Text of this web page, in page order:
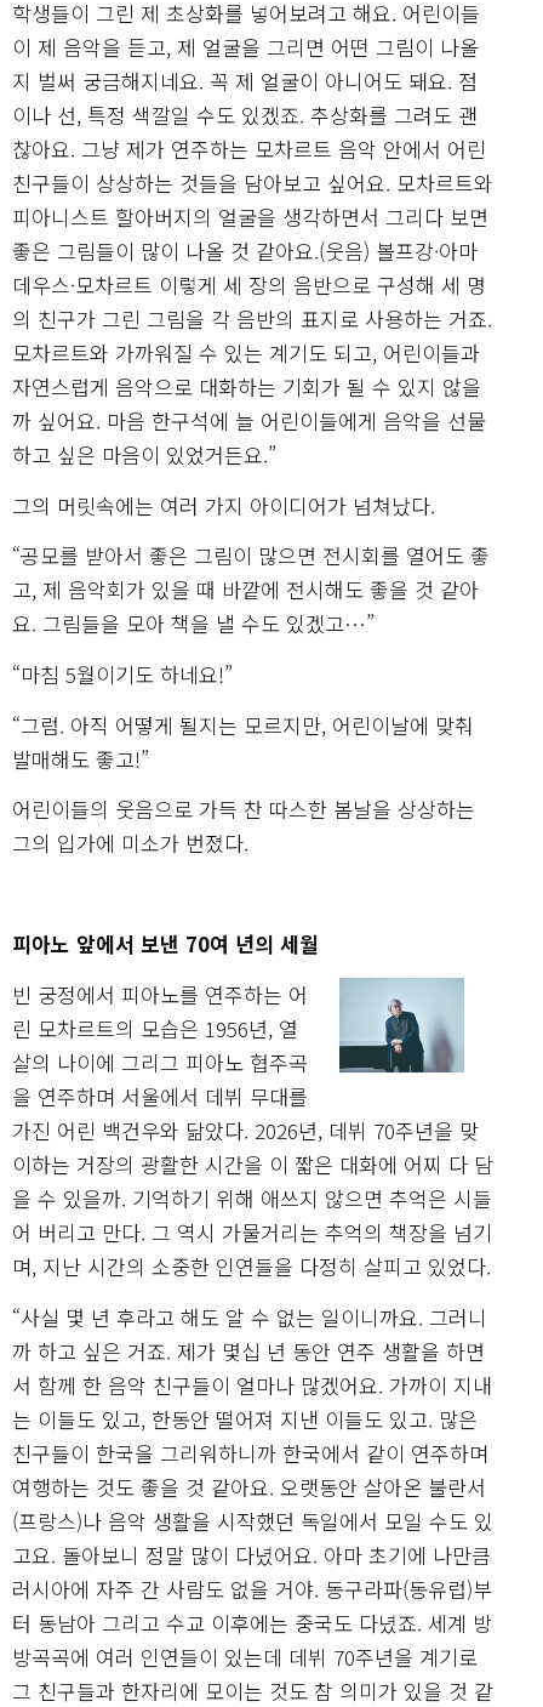
학생들이 그린 제 초상화를 넣어보려고 해요. 어린이들
이 제 음악을 듣고, 제 얼굴을 그리면 어떤 그림이 나올
지 벌써 궁금해지네요. 꼭 제 얼굴이 아니어도 돼요. 점
이나 선, 특정 색깔일 수도 있겠죠. 추상화를 그려도 괜
찮아요. 그냥 제가 연주하는 모차르트 음악 안에서 어린
친구들이 상상하는 것들을 담아보고 싶어요. 모차르트와
피아니스트 할아버지의 얼굴을 생각하면서 그리다 보면
좋은 그림들이 많이 나올 것 같아요.(웃음) 볼프강·아마
데우스·모차르트 이렇게 세 장의 음반으로 구성해 세 명
의 친구가 그린 그림을 각 음반의 표지로 사용하는 거죠.
모차르트와 가까워질 수 있는 계기도 되고, 어린이들과
자연스럽게 음악으로 대화하는 기회가 될 수 있지 않을
까 싶어요. 마음 한구석에 늘 어린이들에게 음악을 선물
하고 싶은 마음이 있었거든요.”
그의 머릿속에는 여러 가지 아이디어가 넘쳐났다.
“공모를 받아서 좋은 그림이 많으면 전시회를 열어도 좋
고, 제 음악회가 있을 때 바깥에 전시해도 좋을 것 같아
요. 그림들을 모아 책을 낼 수도 있겠고…”
“마침 5월이기도 하네요!”
“그럼. 아직 어떻게 될지는 모르지만, 어린이날에 맞춰
발매해도 좋고!”
어린이들의 웃음으로 가득 찬 따스한 봄날을 상상하는
그의 입가에 미소가 번졌다.
피아노 앞에서 보낸 70여 년의 세월
빈 궁정에서 피아노를 연주하는 어
린 모차르트의 모습은 1956년, 열
살의 나이에 그리그 피아노 협주곡
을 연주하며 서울에서 데뷔 무대를
가진 어린 백건우와 닮았다. 2026년, 데뷔 70주년을 맞
이하는 거장의 광활한 시간을 이 짧은 대화에 어찌 다 담
을 수 있을까. 기억하기 위해 애쓰지 않으면 추억은 시들
어 버리고 만다. 그 역시 가물거리는 추억의 책장을 넘기
며, 지난 시간의 소중한 인연들을 다정히 살피고 있었다.
“사실 몇 년 후라고 해도 알 수 없는 일이니까요. 그러니
까 하고 싶은 거죠. 제가 몇십 년 동안 연주 생활을 하면
서 함께 한 음악 친구들이 얼마나 많겠어요. 가까이 지내
는 이들도 있고, 한동안 떨어져 지낸 이들도 있고. 많은
친구들이 한국을 그리워하니까 한국에서 같이 연주하며
여행하는 것도 좋을 것 같아요. 오랫동안 살아온 불란서
(프랑스)나 음악 생활을 시작했던 독일에서 모일 수도 있
고요. 돌아보니 정말 많이 다녔어요. 아마 초기에 나만큼
러시아에 자주 간 사람도 없을 거야. 동구라파(동유럽)부
터 동남아 그리고 수교 이후에는 중국도 다녔죠. 세계 방
방곡곡에 여러 인연들이 있는데 데뷔 70주년을 계기로
그 친구들과 한자리에 모이는 것도 참 의미가 있을 것 같